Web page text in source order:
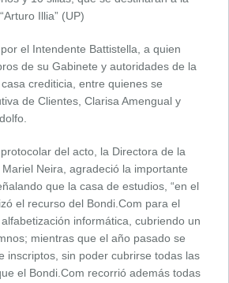
Illia” (UP)
el Intendente Battistella, a quien
de su Gabinete y autoridades de la
crediticia, entre quienes se
de Clientes, Clarisa Amengual y
del acto, la Directora de la
Neira, agradeció la importante
que la casa de estudios, “en el
el recurso del Bondi.Com para el
informática, cubriendo un
mientras que el año pasado se
inscriptos, sin poder cubrirse todas las
el Bondi.Com recorrió además todas